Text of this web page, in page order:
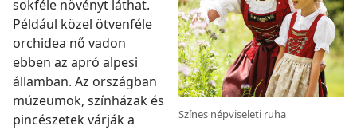
Színes népviseleti ruha
sokféle növényt láthat.
Például közel ötvenféle
orchidea nő vadon
ebben az apró alpesi
államban. Az országban
múzeumok, színházak és
pincészetek várják a